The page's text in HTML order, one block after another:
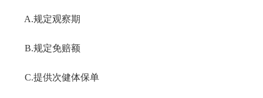
A.规定观察期
B.规定免赔额
C.提供次健体保单